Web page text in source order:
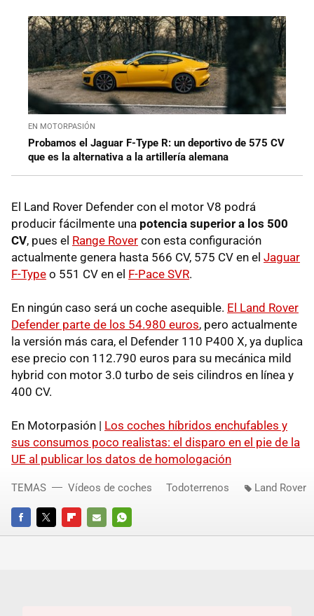
EN MOTORPASIÓN
Probamos el Jaguar F-Type R: un deportivo de 575 CV
que es la alternativa a la artillería alemana
El Land Rover Defender con el motor V8 podrá
producir fácilmente una potencia superior a los 500
CV, pues el Range Rover con esta configuración
actualmente genera hasta 566 CV, 575 CV en el Jaguar
F-Type o 551 CV en el F-Pace SVR.
En ningún caso será un coche asequible. El Land Rover
Defender parte de los 54.980 euros, pero actualmente
la versión más cara, el Defender 110 P400 X, ya duplica
ese precio con 112.790 euros para su mecánica mild
hybrid con motor 3.0 turbo de seis cilindros en línea y
400 CV.
En Motorpasión | Los coches híbridos enchufables y
sus consumos poco realistas: el disparo en el pie de la
UE al publicar los datos de homologación
FACEBOOKTWITTERFLIPBOARD
E-
WHATSAPP
TEMAS Vídeos de coches Todoterrenos Land Rover